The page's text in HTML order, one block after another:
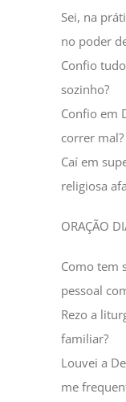
Sei, na
no poder
Confio
sozinho?
Confio em
correr mal?
Caí em
religiosa
ORAÇÃO
Como tem
pessoal
Rezo a
familiar?
Louvei a
me